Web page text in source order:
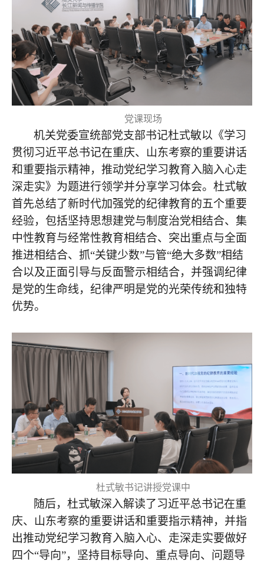
党课现场
机关党委宣统部党支部书记杜式敏以《学习
贯彻习近平总书记在重庆、山东考察的重要讲话
和重要指示精神，推动党纪学习教育入脑入心走
深走实》为题进行领学并分享学习体会。杜式敏
首先总结了新时代加强党的纪律教育的五个重要
经验，包括坚持思想建党与制度治党相结合、集
中性教育与经常性教育相结合、突出重点与全面
推进相结合、抓“关键少数”与管“绝大多数”相结
合以及正面引导与反面警示相结合，并强调纪律
是党的生命线，纪律严明是党的光荣传统和独特
优势。
杜式敏书记讲授党课中
随后，杜式敏深入解读了习近平总书记在重
庆、山东考察的重要讲话和重要指示精神，并指
出推动党纪学习教育入脑入心、走深走实要做好
四个“导向”，坚持目标导向、重点导向、问题导